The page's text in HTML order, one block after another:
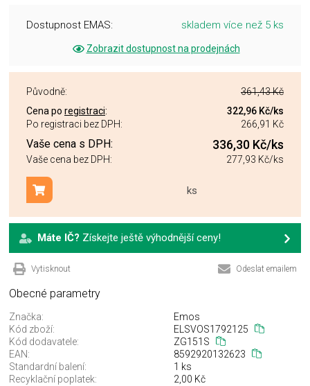
Dostupnost EMAS: skladem více než 5 ks
Zobrazit dostupnost na prodejnách
Původně:
361,43 Kč
Cena po registraci: 322,96 Kč/ks
Po registraci bez DPH:
266,91 Kč
Vaše cena s DPH: 336,30 Kč/ks
Vaše cena bez DPH: 277,93 Kč/ks
ks
Přidat do košíku
Máte IČ? Získejte ještě výhodnější ceny!
Vytisknout Odeslat emailem
Obecné parametry
Značka:
Emos
Kód zboží:
ELSVOS1792125
Kód dodavatele:
ZG151S
EAN:
8592920132623
Standardní balení:
1 ks
Recyklační poplatek:
2,00 Kč